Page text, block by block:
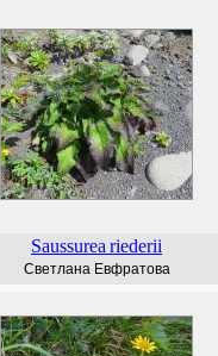
Saussurea riederii
Светлана Евфратова